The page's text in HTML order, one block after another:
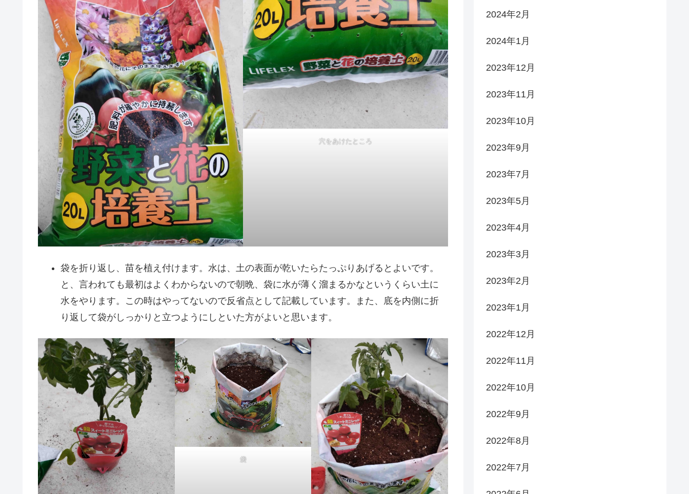
穴をあけたところ
袋を折り返し、苗を植え付けます。水は、土の表面が乾いたらたっぷりあげるとよいです。
と、言われても最初はよくわからないので朝晩、袋に水が薄く溜まるかなというくらい土に
水をやります。この時はやってないので反省点として記載しています。また、底を内側に折
り返して袋がしっかりと立つようにしといた方がよいと思います。
袋
2024年2月
2024年1月
2023年12月
2023年11月
2023年10月
2023年9月
2023年7月
2023年5月
2023年4月
2023年3月
2023年2月
2023年1月
2022年12月
2022年11月
2022年10月
2022年9月
2022年8月
2022年7月